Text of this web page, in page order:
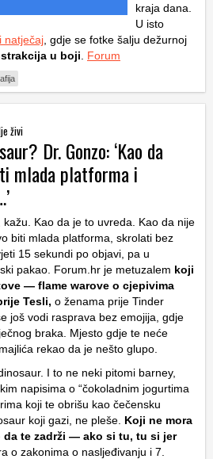
kraja dana.
U isto
natječaj , gdje se fotke šalju dežurnoj
u boji Forum
živi
Dr. Gonzo: ‘Kao da
mlada platforma i
kažu. Kao da je to uvreda. Kao da nije
biti mlada platforma, skrolati bez
15 sekundi po objavi, pa u
pakao. Forum.hr je metuzalem koji
— flame warove o cjepivima
Tesli, o ženama prije Tinder
još vodi rasprava bez emojija, gdje
braka. Mjesto gdje te neće
rekao da je nešto glupo.
I to ne neki pitomi barney,
napisima o “čokoladnim jogurtima
koji te obrišu kao čečensku
koji gazi, ne pleše. Koji ne mora
da te zadrži — ako si tu, tu si jer
o zakonima o nasljeđivanju i 7.